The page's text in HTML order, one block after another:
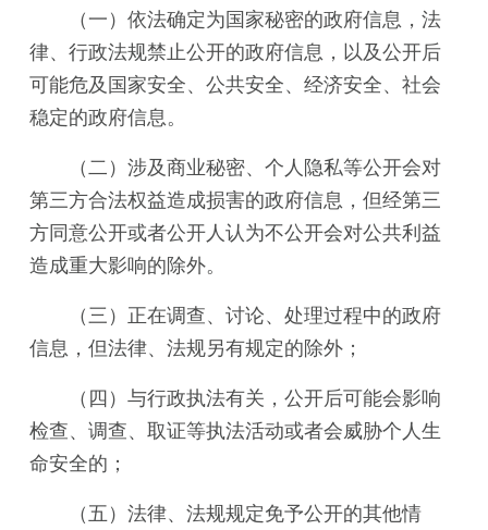
（一）依法确定为国家秘密的政府信息，法
律、行政法规禁止公开的政府信息，以及公开后
可能危及国家安全、公共安全、经济安全、社会
稳定的政府信息。
（二）涉及商业秘密、个人隐私等公开会对
第三方合法权益造成损害的政府信息，但经第三
方同意公开或者公开人认为不公开会对公共利益
造成重大影响的除外。
（三）正在调查、讨论、处理过程中的政府
信息，但法律、法规另有规定的除外；
（四）与行政执法有关，公开后可能会影响
检查、调查、取证等执法活动或者会威胁个人生
命安全的；
（五）法律、法规规定免予公开的其他情